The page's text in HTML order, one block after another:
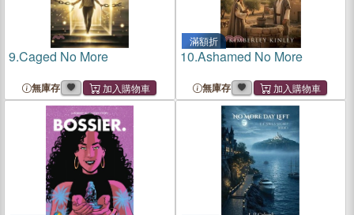
9.Caged No More
無庫存
滿額折
10.Ashamed No More
無庫存